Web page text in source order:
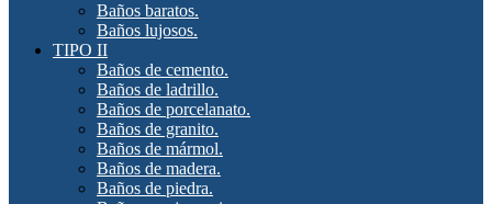
Baños baratos.
Baños lujosos.
TIPO II
Baños de cemento.
Baños de ladrillo.
Baños de porcelanato.
Baños de granito.
Baños de mármol.
Baños de madera.
Baños de piedra.